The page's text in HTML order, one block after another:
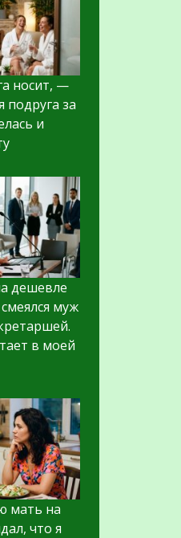
носит, —
подруга за
и
дешевле
муж
в моей
мать на
что я